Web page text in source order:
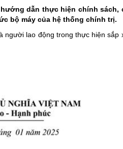
tập và làm theo tư tưởng, đạo đức,
Quốc hội Việt Nam
hướng dẫn thực hiện chính sách,
bộ máy của hệ thống chính trị.
người lao động trong thực hiện sắp